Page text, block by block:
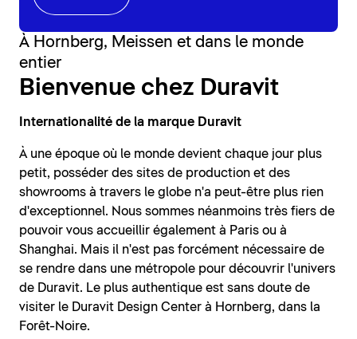
À Hornberg, Meissen et dans le monde
entier
Bienvenue chez Duravit
Internationalité de la marque Duravit
À une époque où le monde devient chaque jour plus
petit, posséder des sites de production et des
showrooms à travers le globe n'a peut-être plus rien
d'exceptionnel. Nous sommes néanmoins très fiers de
pouvoir vous accueillir également à Paris ou à
Shanghai. Mais il n'est pas forcément nécessaire de
se rendre dans une métropole pour découvrir l'univers
de Duravit. Le plus authentique est sans doute de
visiter le Duravit Design Center à Hornberg, dans la
Forêt-Noire.